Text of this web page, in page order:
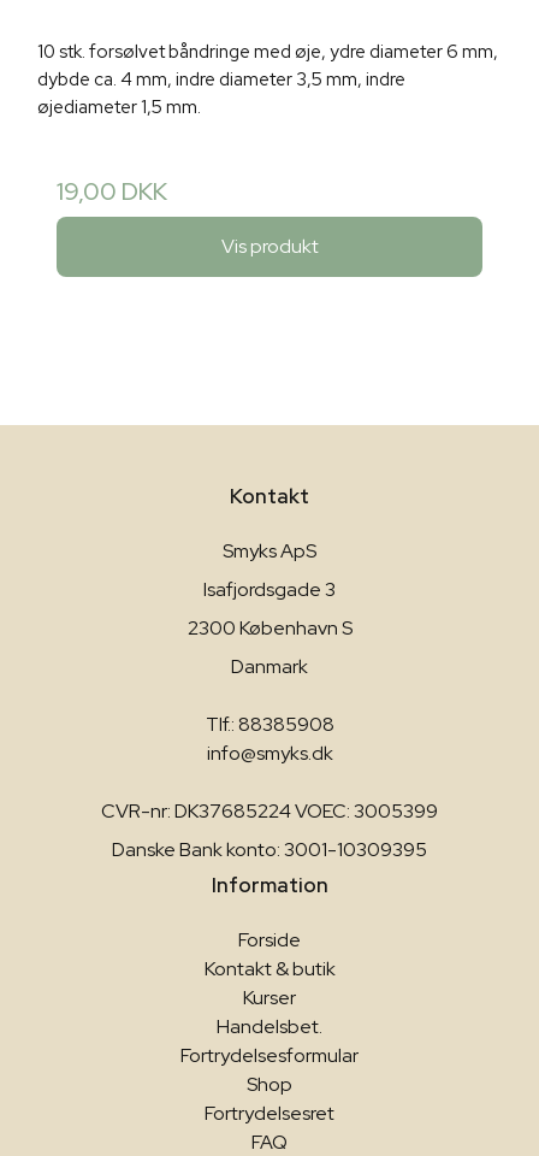
10 stk. forsølvet båndringe med øje, ydre diameter 6 mm,
dybde ca. 4 mm, indre diameter 3,5 mm, indre
øjediameter 1,5 mm.
19,00 DKK
Vis produkt
Kontakt
Smyks ApS
Isafjordsgade 3
2300 København S
Danmark
Tlf.: 88385908
info@smyks.dk
CVR-nr: DK37685224 VOEC: 3005399
Danske Bank konto: 3001-10309395
Information
Forside
Kontakt & butik
Kurser
Handelsbet.
Fortrydelsesformular
Shop
Fortrydelsesret
FAQ